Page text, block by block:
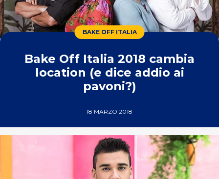
BAKE OFF ITALIA
Bake Off Italia 2018 cambia
location (e dice addio ai
pavoni?)
18 MARZO 2018